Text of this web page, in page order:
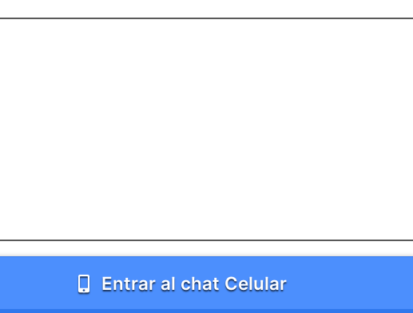
Entrar al chat Celular